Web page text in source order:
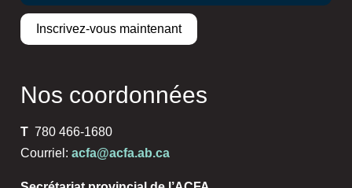
Nos coordonnées
T 780 466-1680
Courriel: acfa@acfa.ab.ca